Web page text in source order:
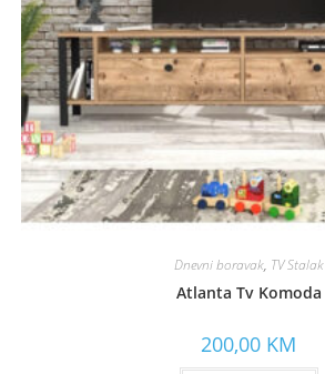
Dnevni boravak, TV Stalak
Atlanta Tv Komoda
200,00 KM